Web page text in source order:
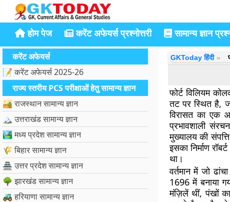
होम पेज करेंट अफेयर्स प्रश्नोत्तरी सामान्य ज्ञान
करेंट अफेयर्स
📝 करेंट अफेयर्स 2025-26
राज्य स्तरीय PCS परीक्षाओं हेतु सामान्य ज्ञान
🏜️ राजस्थान सामान्य ज्ञान
🏔️ उत्तराखंड सामान्य ज्ञान
🏞️ मध्य प्रदेश सामान्य ज्ञान
🌾 बिहार सामान्य ज्ञान
🏯 उत्तर प्रदेश सामान्य ज्ञान
🌳 झारखंड सामान्य ज्ञान
🚜 हरियाणा सामान्य ज्ञान
GKToday हिंदी
फोर्ट विलियम
तट पर स्थित है,
विरासत का एक
प्रभावशाली
मुख्यालय की
इसका निर्माण
था।
वर्तमान में जो
1696 में बनाया
मंज़िलें थीं, पंखों